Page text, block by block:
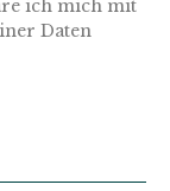
ich mich mit
Daten